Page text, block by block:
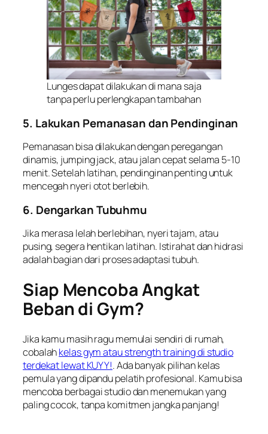
Lunges dapat dilakukan di mana saja
tanpa perlu perlengkapan tambahan
5. Lakukan Pemanasan dan Pendinginan
Pemanasan bisa dilakukan dengan peregangan
dinamis, jumping jack, atau jalan cepat selama 5-10
menit. Setelah latihan, pendinginan penting untuk
mencegah nyeri otot berlebih.
6. Dengarkan Tubuhmu
Jika merasa lelah berlebihan, nyeri tajam, atau
pusing, segera hentikan latihan. Istirahat dan hidrasi
adalah bagian dari proses adaptasi tubuh.
Siap Mencoba Angkat
Beban di Gym?
Jika kamu masih ragu memulai sendiri di rumah,
cobalahkelas gym atau strength training di studio
terdekat lewat KUYY!. Ada banyak pilihan kelas
pemula yang dipandu pelatih profesional. Kamu bisa
mencoba berbagai studio dan menemukan yang
paling cocok, tanpa komitmen jangka panjang!